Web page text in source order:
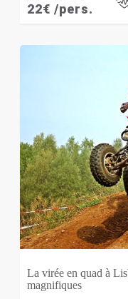
22€ /pers.
La virée en quad à
magnifiques